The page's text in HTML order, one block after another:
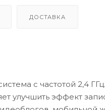
ДОСТАВКА
с частотой 2,4
улучшить эффект